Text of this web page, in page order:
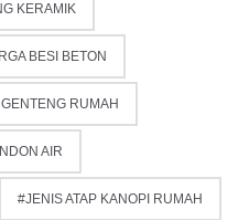
KERAMIK
BESI BETON
RUMAH
AIR
JENIS ATAP KANOPI RUMAH